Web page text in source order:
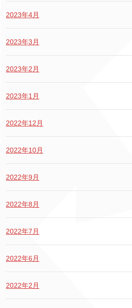
2023年4月
2023年3月
2023年2月
2023年1月
2022年12月
2022年10月
2022年9月
2022年8月
2022年7月
2022年6月
2022年2月